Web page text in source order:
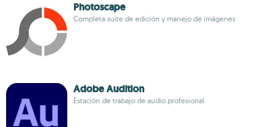
Photoscape
Completa suite de edición y manejo de imágenes
Adobe Audition
Estación de trabajo de audio profesional